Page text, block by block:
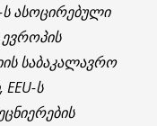
ს ასოცირებული
საბაკალავრო
ს